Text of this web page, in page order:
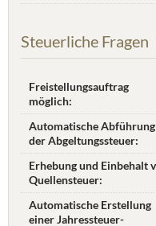
Steuerliche Fragen
Freistellungsauftrag
möglich:
Automatische Abführung
der Abgeltungssteuer:
Erhebung und Einbehalt
Quellensteuer:
Automatische Erstellung
einer Jahres­steuer­